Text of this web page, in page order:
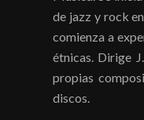
de jazz y rock
comienza a
étnicas. Dirige
propias
discos.